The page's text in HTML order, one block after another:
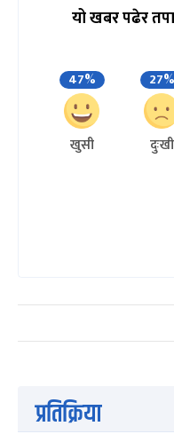
यो खबर पढेर
47%
खुसी
27%
दुःखी
प्रतिक्रिया